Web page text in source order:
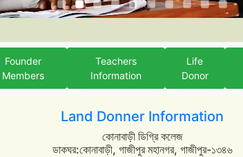
Founder
Members
Teachers
Information
Life
Donor
Land Donner Information
কোনাবাড়ী ডিগ্রি কলেজ
ডাকঘর:কোনাবাড়ী, গাজীপুর মহানগর, গাজীপুর-১৩৪৬